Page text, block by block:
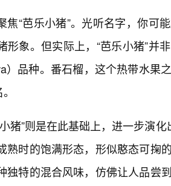
焦“芭乐小猪”。光听名字，你可
形象。但实际上，“芭乐小猪”并
）品种。番石榴，这个热带水果
猪”则是在此基础上，进一步演
熟时的饱满形态，形似憨态可掬
独特的混合风味，仿佛让人品尝